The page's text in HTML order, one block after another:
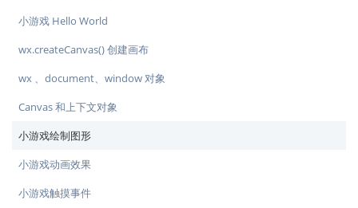
小游戏 Hello World
wx.createCanvas() 创建画布
wx 、document、window 对象
Canvas 和上下文对象
小游戏绘制图形
小游戏动画效果
小游戏触摸事件